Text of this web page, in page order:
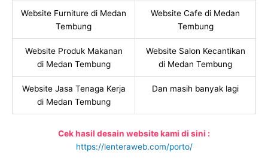
Website Furniture di Medan
Tembung
Website Cafe di Medan
Tembung
Website Produk Makanan
di Medan Tembung
Website Salon Kecantikan
di Medan Tembung
Website Jasa Tenaga Kerja
di Medan Tembung
Dan masih banyak lagi
Cek hasil desain website kami di sini :
https://lenteraweb.com/porto/